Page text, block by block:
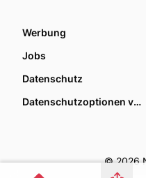
Werbung
Jobs
Datenschutz
Datenschutzoptionen verwalten
© 2026